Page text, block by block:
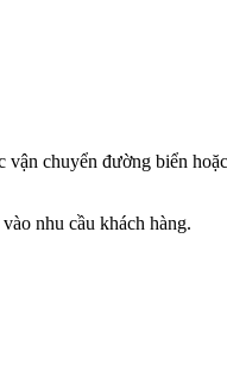
chuyển đường biển
nhu cầu khách hàng.